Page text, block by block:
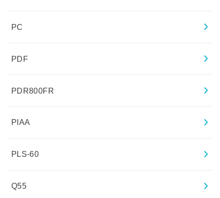
PC
PDF
PDR800FR
PIAA
PLS-60
Q55